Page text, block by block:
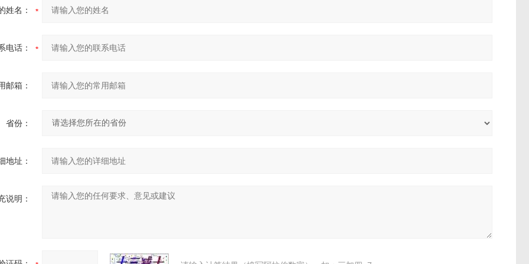
姓名：
电话：
邮箱：
省份：
地址：
说明：